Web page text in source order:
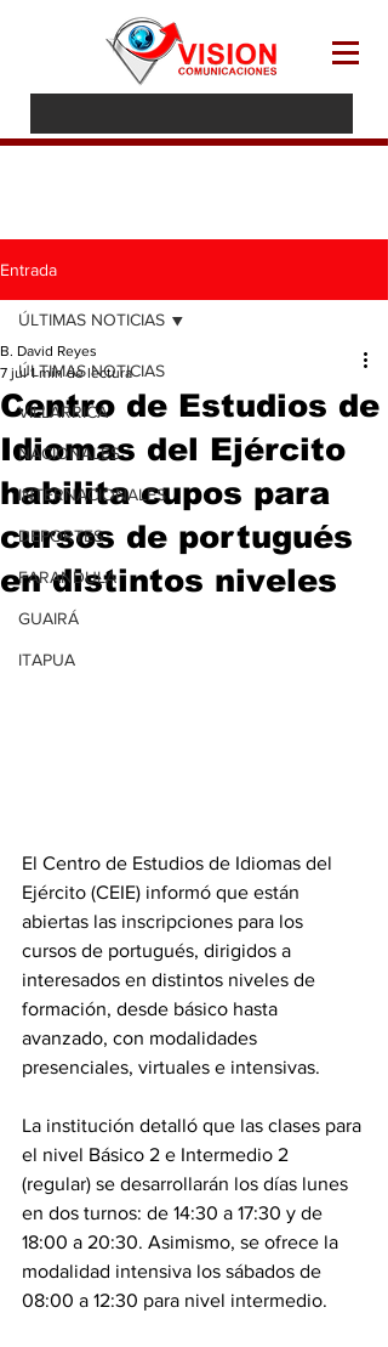
Entrada
ÚLTIMAS NOTICIAS
VILLARRICA
NACIONALES
INTERNACIONALES
DEPORTES
FARANDULA
GUAIRÁ
ITAPUA
ÚLTIMAS NOTICIAS
Centro de Estudios de
Idiomas del Ejército
habilita cupos para
cursos de portugués
en distintos niveles
B. David Reyes
7 jul 1 min de lectura
El Centro de Estudios de Idiomas del
Ejército (CEIE) informó que están
abiertas las inscripciones para los
cursos de portugués, dirigidos a
interesados en distintos niveles de
formación, desde básico hasta
avanzado, con modalidades
presenciales, virtuales e intensivas.
La institución detalló que las clases para
el nivel Básico 2 e Intermedio 2
(regular) se desarrollarán los días lunes
en dos turnos: de 14:30 a 17:30 y de
18:00 a 20:30. Asimismo, se ofrece la
modalidad intensiva los sábados de
08:00 a 12:30 para nivel intermedio.